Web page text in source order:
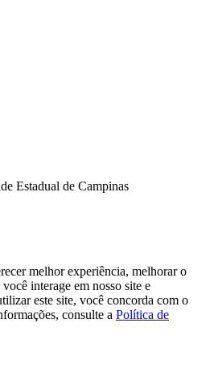
Estadual de Campinas
melhor experiência, melhorar o
interage em nosso site e
este site, você concorda com o
consulte a Política de